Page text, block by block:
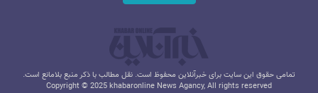
تمامی حقوق این سایت برای خبرآنلاین محفوظ است. نقل مطالب با ذکر منبع بلامانع است.
Copyright © 2025 khabaronline News Agancy, All rights reserved